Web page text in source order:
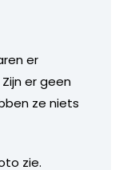
er
er geen
ze niets
zie.